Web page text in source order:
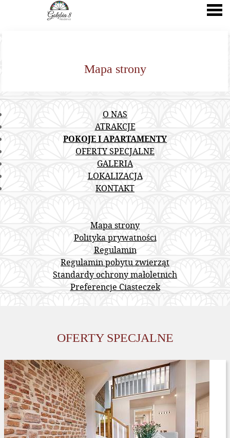
Mapa strony
O NAS
ATRAKCJE
POKOJE I APARTAMENTY
OFERTY SPECJALNE
GALERIA
LOKALIZACJA
KONTAKT
Mapa strony
Polityka prywatności
Regulamin
Regulamin pobytu zwierząt
Standardy ochrony małoletnich
Preferencje Ciasteczek
OFERTY SPECJALNE